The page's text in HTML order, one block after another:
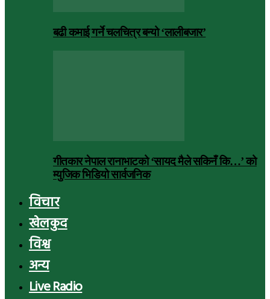
बढी कमाई गर्ने चलचित्र बन्यो ‘लालीबजार’
गीतकार नेपाल रानाभाटको ‘सायद मैले सकिनँ कि…’ को
म्युजिक भिडियो सार्वजनिक
विचार
खेलकुद
विश्व
अन्य
Live Radio